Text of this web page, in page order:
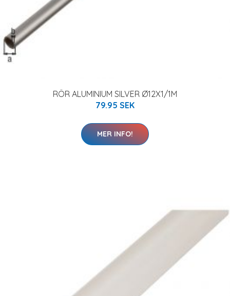
RÖR ALUMINIUM SILVER Ø12X1/1M
79.95 SEK
MER INFO!